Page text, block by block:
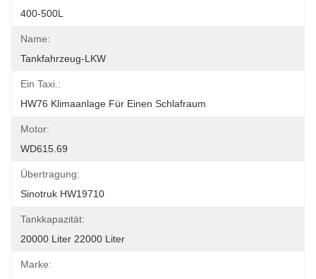
400-500L
Name:
Tankfahrzeug-LKW
Ein Taxi.:
HW76 Klimaanlage Für Einen Schlafraum
Motor:
WD615.69
Übertragung:
Sinotruk HW19710
Tankkapazität:
20000 Liter 22000 Liter
Marke: